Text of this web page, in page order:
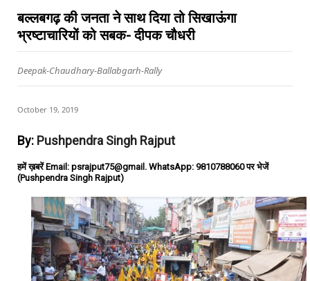
बल्लबगढ़ की जनता ने साथ दिया तो सिखाऊंगा
भ्रष्टाचारियों को सबक- दीपक चौधरी
Deepak-Chaudhary-Ballabgarh-Rally
October 19, 2019
By: Pushpendra Singh Rajput
हमें ख़बरें Email: psrajput75@gmail. WhatsApp: 9810788060 पर भेजें
(Pushpendra Singh Rajput)